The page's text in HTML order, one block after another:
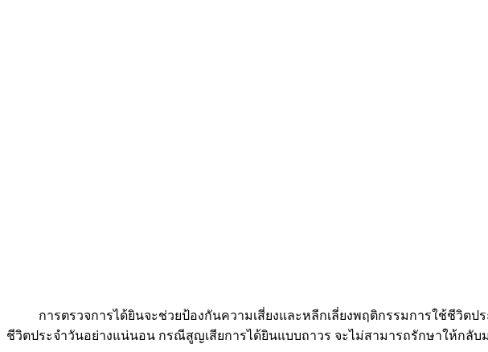
การตรวจการได้ยินจะช่วยป้องกันความเสี่ยงและหลีกเลี่ยงพฤติกรรมการใช้ชีวิต
ชีวิตประจำวันอย่างแน่นอน กรณีสูญเสียการได้ยินแบบถาวร จะไม่สามารถรักษาให้กลับ